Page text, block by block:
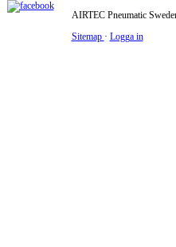
AIRTEC Pneumatic
Sitemap · Logga in